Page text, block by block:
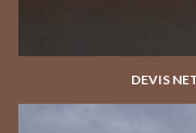
DEVIS